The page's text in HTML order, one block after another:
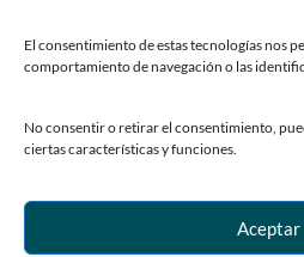
El consentimiento de estas tecnologías nos
comportamiento de navegación o las
No consentir o retirar el consentimiento,
ciertas características y funciones.
Aceptar
Chatbot
SEDES ELECTRÓNICAS
Sede del